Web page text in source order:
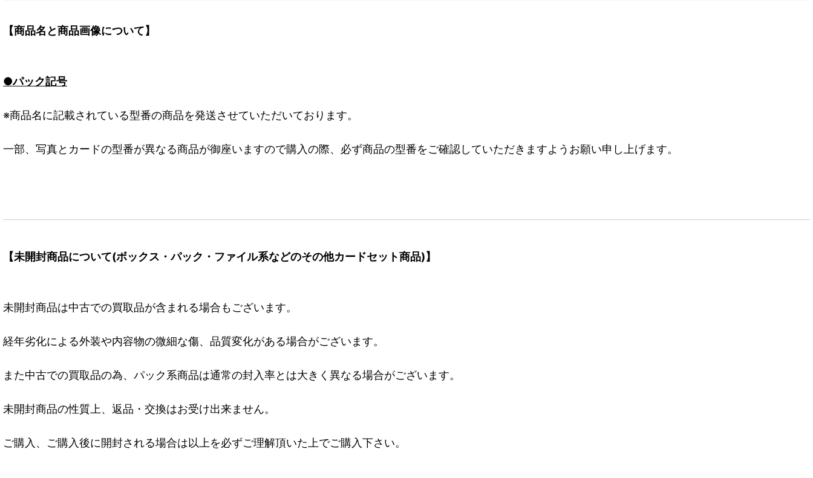
【商品名と商品画像について】
●パック記号
※商品名に記載されている型番の商品を発送させていただいております。
一部、写真とカードの型番が異なる商品が御座いますので購入の際、必ず商品の型番をご確認していただきますようお願い申し上げます。
【未開封商品について(ボックス・パック・ファイル系などのその他カードセット商品)】
未開封商品は中古での買取品が含まれる場合もございます。
経年劣化による外装や内容物の微細な傷、品質変化がある場合がございます。
また中古での買取品の為、パック系商品は通常の封入率とは大きく異なる場合がございます。
未開封商品の性質上、返品・交換はお受け出来ません。
ご購入、ご購入後に開封される場合は以上を必ずご理解頂いた上でご購入下さい。